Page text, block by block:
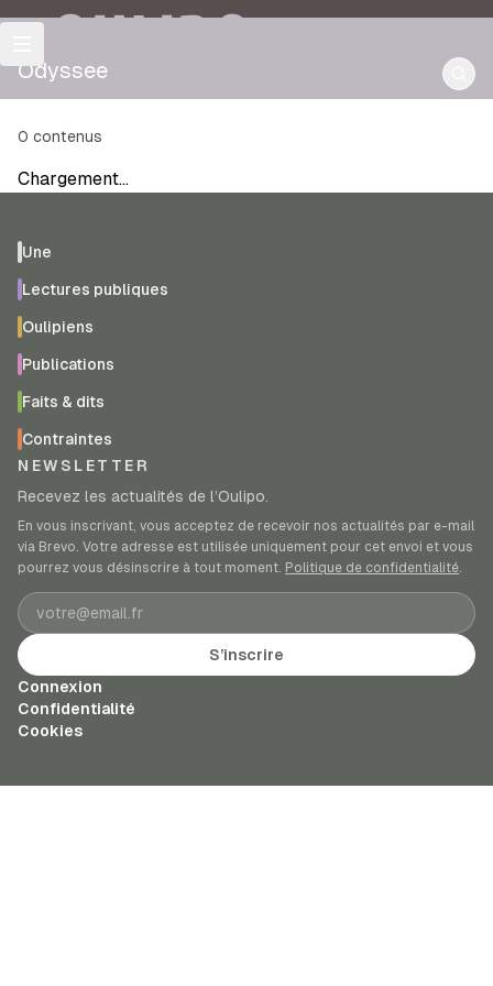
OULIPO
Odyssee
0 contenus
Chargement…
Une
Lectures publiques
Oulipiens
Publications
Faits & dits
Contraintes
NEWSLETTER
Recevez les actualités de l’Oulipo.
En vous inscrivant, vous acceptez de recevoir nos actualités par e-mail
via Brevo. Votre adresse est utilisée uniquement pour cet envoi et vous
pourrez vous désinscrire à tout moment. Politique de confidentialité.
Adresse e-mail
S’inscrire
Connexion
Confidentialité
Cookies